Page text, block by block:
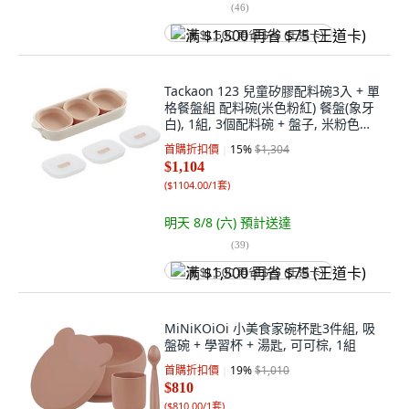
(46)
满 $1,500 再省 $75 (王道卡)
Tackaon 123 兒童矽膠配料碗3入 + 單
格餐盤組 配料碗(米色粉紅) 餐盤(象牙
白), 1組, 3個配料碗 + 盤子, 米粉色盛
菜碗 + 象牙色盤子
首購折扣價 15%$1,304
$1,104
($1104.00/1套)
明天 8/8 (六) 預計送達
(39)
满 $1,500 再省 $75 (王道卡)
MiNiKOiOi 小美食家碗杯匙3件組, 吸
盤碗 + 學習杯 + 湯匙, 可可棕, 1組
首購折扣價 19%$1,010
$810
($810.00/1套)